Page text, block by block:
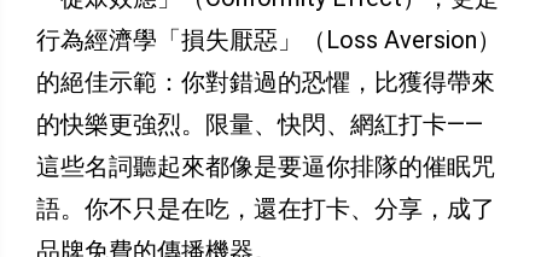
行為經濟學「損失厭惡」（Loss Aversion）
的絕佳示範：你對錯過的恐懼，比獲得帶來
的快樂更強烈。限量、快閃、網紅打卡——
這些名詞聽起來都像是要逼你排隊的催眠咒
語。你不只是在吃，還在打卡、分享，成了
品牌免費的傳播機器。